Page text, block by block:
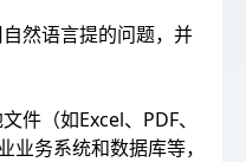
然语言提的问题，并
件（如Excel、PDF、
务系统和数据库等，